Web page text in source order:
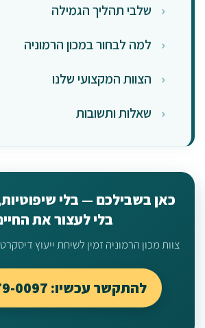
שלבי תהליך הגמילה
למה לבחור במכון הרמוניה
הצוות המקצועי שלנו
שאלות ותשובות
כאן בשבילכם — בלי
בלי לעצור את
צוות מכון הרמוניה זמין לשיחת ייעוץ
להתקשר עכשיו: 050-479-0097